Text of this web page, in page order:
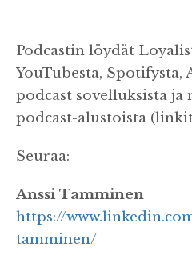
Podcastin löydät
YouTubesta, Spotifysta,
podcast sovelluksista ja
podcast-alustoista
Seuraa:
Anssi Tamminen
https://
tamminen/